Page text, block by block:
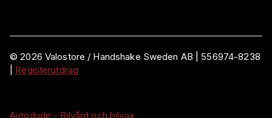
©2026 Valostore / Handshake Sweden AB
556974-8238
Registerutdrag
Autodude - Bilvård och bilvax